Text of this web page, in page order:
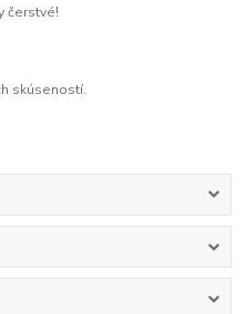
čerstvé!
skúseností.